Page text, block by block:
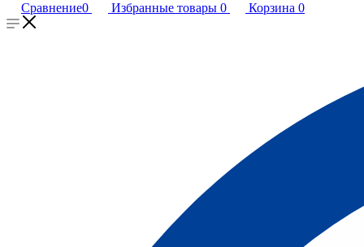
Сравнение0 Избранные товары 0 Корзина 0